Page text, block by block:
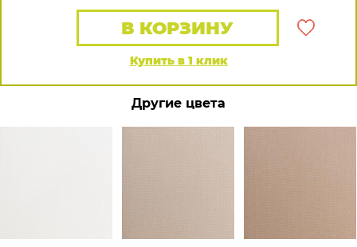
Купить в 1 клик
В КОРЗИНУ
Другие цвета